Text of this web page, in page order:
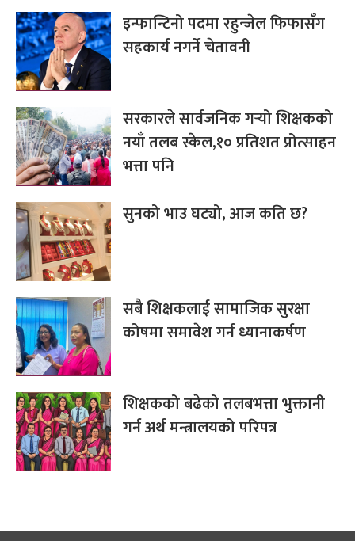
इन्फान्टिनो पदमा रहुन्जेल फिफासँग
सहकार्य नगर्ने चेतावनी
सरकारले सार्वजनिक गर्‍यो शिक्षकको
नयाँ तलब स्केल,१० प्रतिशत प्रोत्साहन
भत्ता पनि
सुनको भाउ घट्यो, आज कति छ?
सबै शिक्षकलाई सामाजिक सुरक्षा
कोषमा समावेश गर्न ध्यानाकर्षण
शिक्षकको बढेको तलबभत्ता भुक्तानी
गर्न अर्थ मन्त्रालयको परिपत्र